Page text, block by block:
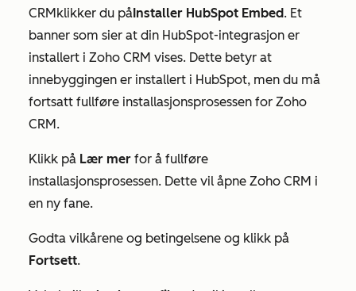
CRMklikker du påInstaller HubSpot Embed. Et
banner som sier at din HubSpot-integrasjon er
installert i Zoho CRM vises. Dette betyr at
innebyggingen er installert i HubSpot, men du må
fortsatt fullføre installasjonsprosessen for Zoho
CRM.
Klikk på Lær mer for å fullføre
installasjonsprosessen. Dette vil åpne Zoho CRM i
en ny fane.
Godta vilkårene og betingelsene og klikk på
Fortsett.